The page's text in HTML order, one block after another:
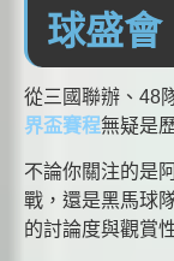
球盛會
從三國聯辦、48
界盃賽程無疑是
不論你關注的是
戰，還是黑馬球
的討論度與觀賞